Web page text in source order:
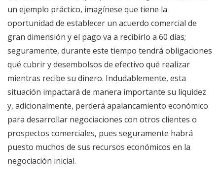
un ejemplo práctico, imagínese que tiene la
oportunidad de establecer un acuerdo comercial de
gran dimensión y el pago va a recibirlo a 60 días;
seguramente, durante este tiempo tendrá obligaciones
qué cubrir y desembolsos de efectivo qué realizar
mientras recibe su dinero. Indudablemente, esta
situación impactará de manera importante su liquidez
y, adicionalmente, perderá apalancamiento económico
para desarrollar negociaciones con otros clientes o
prospectos comerciales, pues seguramente habrá
puesto muchos de sus recursos económicos en la
negociación inicial.